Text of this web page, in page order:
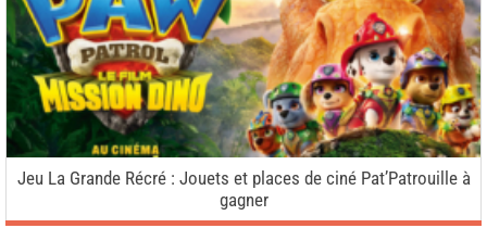
Jeu La Grande Récré : Jouets et places de ciné Pat’Patrouille à
gagner